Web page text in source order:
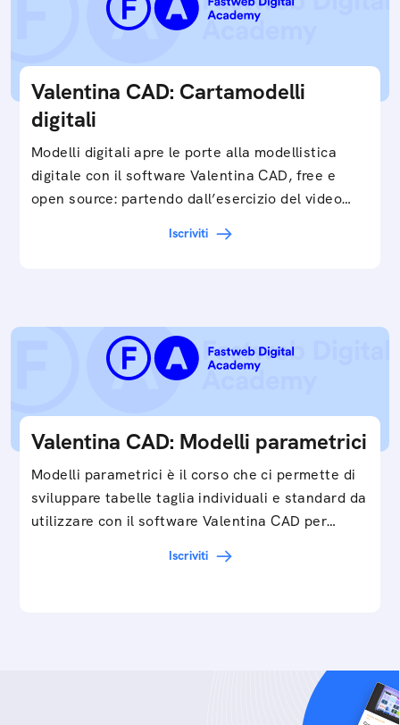
Valentina CAD: Cartamodelli
digitali
Modelli digitali apre le porte alla modellistica
digitale con il software Valentina CAD, free e
open source: partendo dall’esercizio del video…
Iscriviti
Valentina CAD: Modelli parametrici
Modelli parametrici è il corso che ci permette di
sviluppare tabelle taglia individuali e standard da
utilizzare con il software Valentina CAD per…
Iscriviti